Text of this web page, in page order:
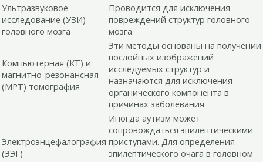
Ультразвуковое
исследование (УЗИ)
головного мозга
Проводится для исключения
повреждений структур головного
мозга
Компьютерная (КТ) и
магнитно-резонансная
(МРТ) томография
Эти методы основаны на получении
послойных изображений
исследуемых структур и
назначаются для исключения
органического компонента в
причинах заболевания
Электроэнцефалография
(ЭЭГ)
Иногда аутизм может
сопровождаться эпилептическими
приступами. Для определения
эпилептического очага в головном